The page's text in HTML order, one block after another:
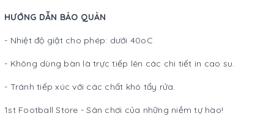
HƯỚNG DẪN BẢO QUẢN
- Nhiệt độ giặt cho phép: dưới 40oC
- Không dùng bàn là trực tiếp lên các chi tiết in cao su.
- Tránh tiếp xúc với các chất khó tẩy rửa.
1st Football Store - Sân chơi của những niềm tự hào!